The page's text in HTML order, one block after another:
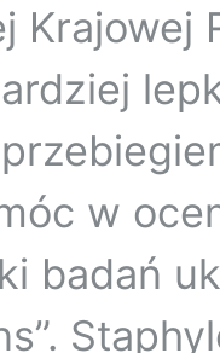
Krajowej
w
badań